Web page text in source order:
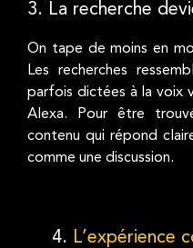
3. La recherche
On tape de moins en
Les recherches
parfois dictées à la voix
Alexa. Pour être
contenu qui répond
comme une discussion.
4. L’expérience